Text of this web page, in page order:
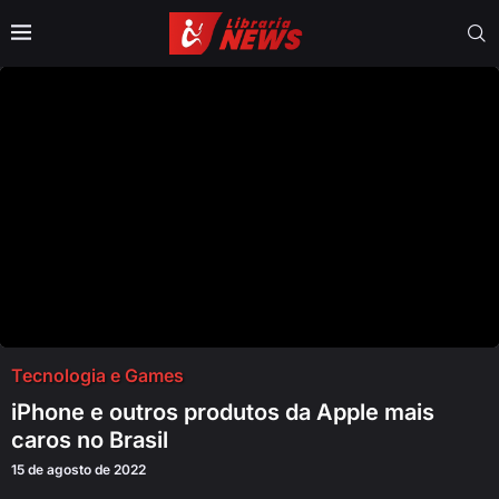
Tecnologia e Games
iPhone e outros produtos da Apple mais
caros no Brasil
15 de agosto de 2022